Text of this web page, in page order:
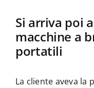
Si arriva poi
macchine a
portatili
La cliente aveva la